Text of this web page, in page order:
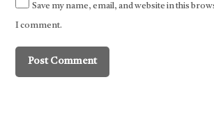
Save my name, email, and website in this
I comment.